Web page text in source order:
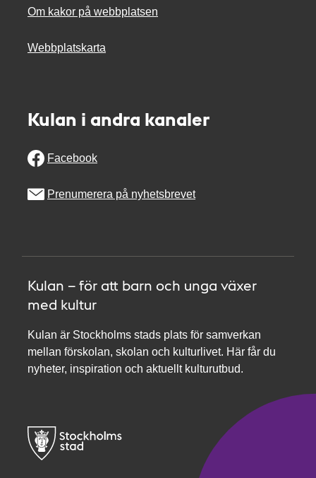
Om kakor på webbplatsen
Webbplatskarta
Kulan i andra kanaler
Facebook
Prenumerera på nyhetsbrevet
Kulan – för att barn och unga växer
med kultur
Kulan är Stockholms stads plats för samverkan
mellan förskolan, skolan och kulturlivet. Här får du
nyheter, inspiration och aktuellt kulturutbud.